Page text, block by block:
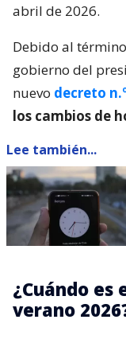
abril de 2026.
Debido al
gobierno del
nuevo decreto
los cambios de
Lee también...
¿Cuándo es
verano